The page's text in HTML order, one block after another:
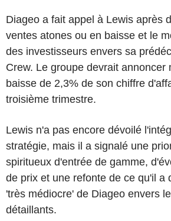
Diageo a fait appel à Lewis après
ventes atones ou en baisse et le
des investisseurs envers sa
Crew. Le groupe devrait annoncer
baisse de 2,3% de son chiffre
troisième trimestre.
Lewis n'a pas encore dévoilé
stratégie, mais il a signalé une
spiritueux d'entrée de gamme,
de prix et une refonte de ce qu'il a
'très médiocre' de Diageo envers
détaillants.